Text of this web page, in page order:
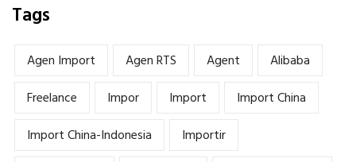
Tags
Agen Import Agen RTS Agent
Alibaba
Freelance
Impor Import
Import China
Import China-Indonesia
Importir